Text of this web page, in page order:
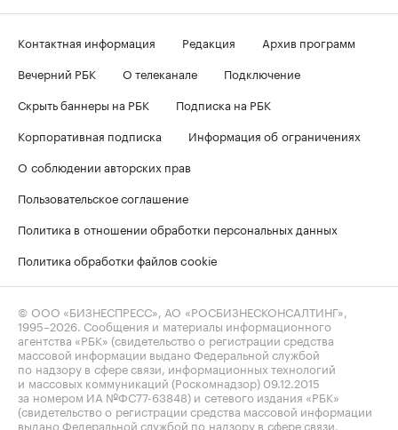
Контактная информация Редакция
Архив программ
Вечерний РБК
О телеканале
Подключение
Скрыть баннеры на РБК
Подписка на РБК
Корпоративная подписка
Информация об ограничениях
О соблюдении авторских прав
Пользовательское соглашение
Политика в отношении обработки персональных данных
Политика обработки файлов cookie
© ООО «БИЗНЕСПРЕСС», АО «РОСБИЗНЕСКОНСАЛТИНГ»,
1995–2026 . Сообщения и материалы информационного
агентства «РБК» (свидетельство о регистрации средства
массовой информации выдано Федеральной службой
по надзору в сфере связи, информационных технологий
и массовых коммуникаций (Роскомнадзор) 09.12.2015
за номером ИА №ФС77-63848) и сетевого издания «РБК»
(свидетельство о регистрации средства массовой информации
выдано Федеральной службой по надзору в сфере связи,